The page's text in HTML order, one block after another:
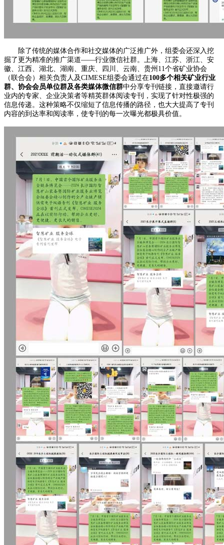
除了传统的媒体合作和社交媒体的广泛推广外，组委会还深入挖
掘了更为精准的推广渠道——行业微信社群。上海、江苏、浙江、安
徽、江西、湖北、湖南、重庆、四川、云南、贵州11个省矿业协会
（联合会）相关负责人及CIMESE组委会通过在100多个相关矿业行业
群、协会会员单位群及各类媒体微信群中分享专刊链接，直接邀请行
业内的专家、企业决策者等精英群体阅读专刊，实现了针对性极强的
信息传递。这种策略不仅缩短了信息传播的路径，也大大提高了专刊
内容的到达率和阅读率，使专刊的每一次曝光都极具价值。